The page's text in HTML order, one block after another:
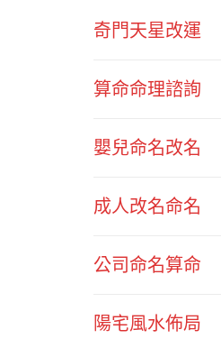
奇門天星改運
算命命理諮詢
嬰兒命名改名
成人改名命名
公司命名算命
陽宅風水佈局